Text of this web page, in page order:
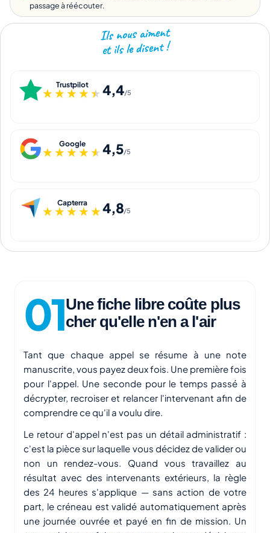
passage à réécouter.
Ils nous aiment
et ils le disent !
Trustpilot
★★★★★
★★★★★ 4,4/5
Google
★★★★★
★★★★★ 4,5/5
Capterra
★★★★★
★★★★★4,8/5
Une fiche libre coûte plus
cher qu'elle n'en a l'air
Tant que chaque appel se résume à une note
manuscrite, vous payez deux fois. Une première fois
pour l'appel. Une seconde pour le temps passé à
décrypter, recroiser et relancer l'intervenant afin de
comprendre ce qu'il a voulu dire.
Le retour d'appel n'est pas un détail administratif :
c'est la pièce sur laquelle vous décidez de valider ou
non un rendez-vous. Quand vous travaillez au
résultat avec des intervenants extérieurs, la règle
des 24 heures s'applique — sans action de votre
part, le créneau est validé automatiquement après
une journée ouvrée et payé en fin de mission. Un